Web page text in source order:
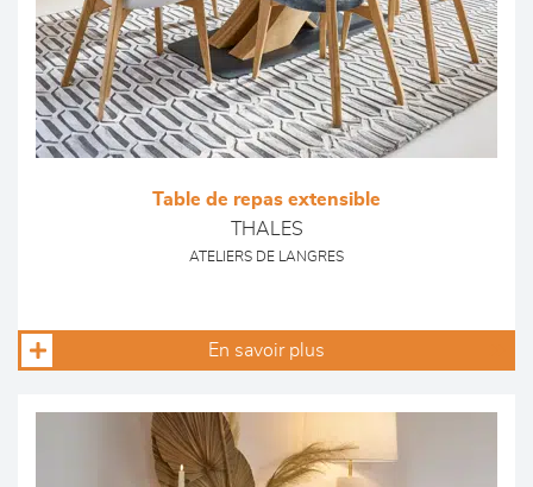
Table de repas extensible
THALES
ATELIERS DE LANGRES
En savoir plus